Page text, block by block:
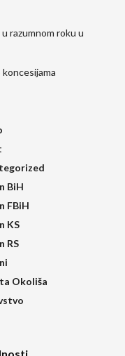
razumnom roku u
koncesijama
BiH
FBiH
KS
RS
Okoliša